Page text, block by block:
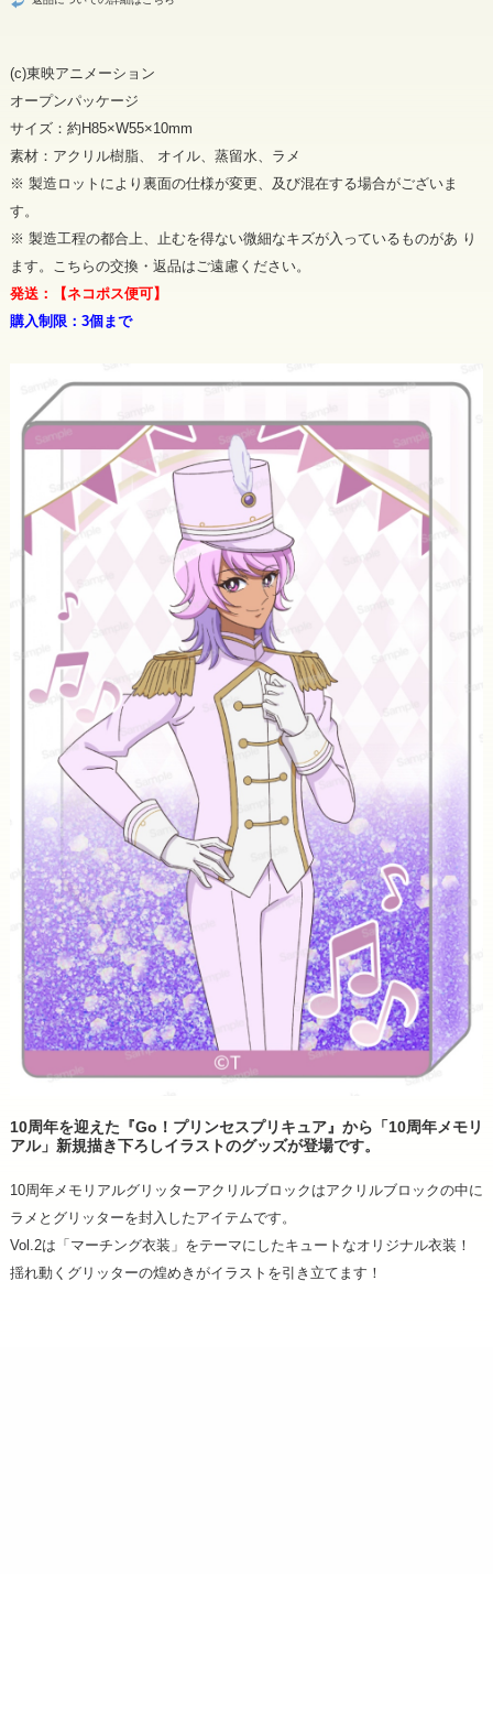
(c)東映アニメーション
オープンパッケージ
サイズ：約H85×W55×10mm
素材：アクリル樹脂、 オイル、蒸留水、ラメ
※ 製造ロットにより裏面の仕様が変更、及び混在する場合がございま
す。
※ 製造工程の都合上、止むを得ない微細なキズが入っているものがあ り
ます。こちらの交換・返品はご遠慮ください。
発送：【ネコポス便可】
購入制限：3個まで
10周年を迎えた『Go！プリンセスプリキュア』から「10周年メモリ
アル」新規描き下ろしイラストのグッズが登場です。
10周年メモリアルグリッターアクリルブロックはアクリルブロックの中に
ラメとグリッターを封入したアイテムです。
Vol.2は「マーチング衣装」をテーマにしたキュートなオリジナル衣装！
揺れ動くグリッターの煌めきがイラストを引き立てます！